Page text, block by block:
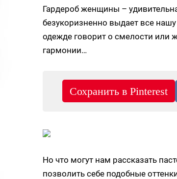
Гардероб женщины –
безукоризненно выдает все
одежде говорит о смелости или
гармонии…
Но что могут нам рассказать
позволить себе подобные